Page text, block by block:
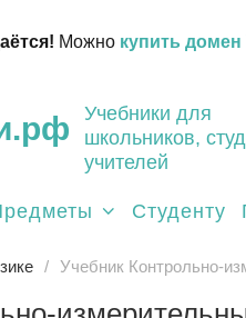
Можно купить
Учебники для
школьников,
учителей
Студенту
Учебник Контрольно-